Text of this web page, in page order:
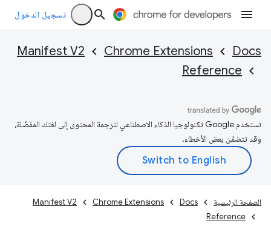
تسجيل الدخول
Docs
Chrome Extensions
Manifest V2
Reference
تستخدم Google تكنولوجيا الذكاء الاصطناعي لترجمة المحتوى إلى لغتك المفضّلة،
وقد تتضمّن بعض الأخطاء.
الصفحة الرئيسية Docs
Chrome Extensions
Manifest V2
Reference